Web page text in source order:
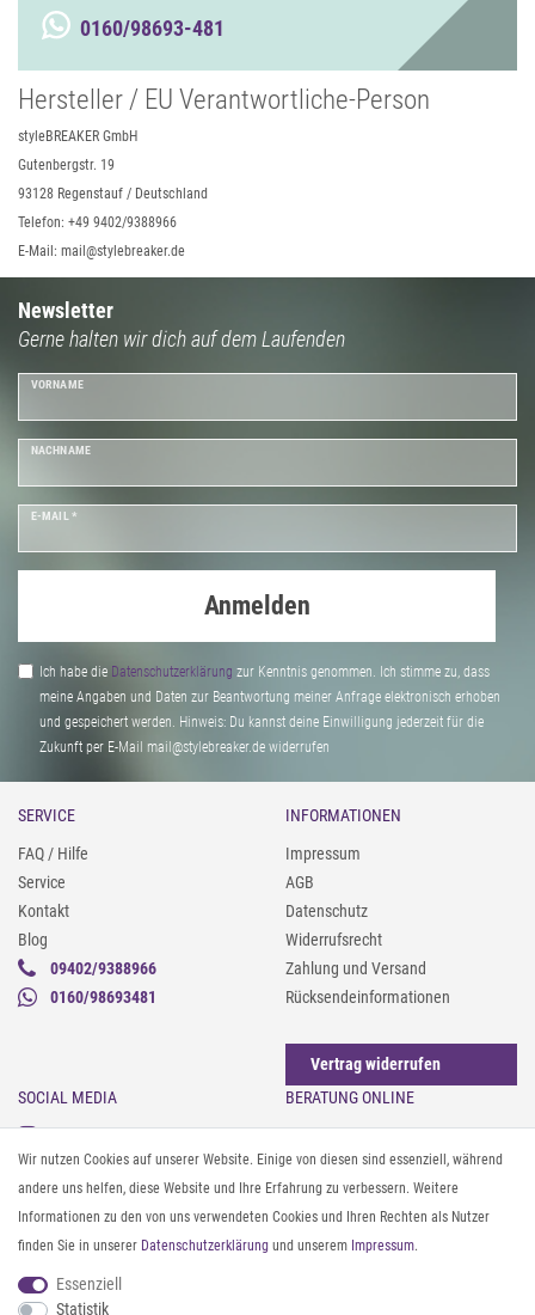
0160/98693-481
Hersteller / EU Verantwortliche-Person
styleBREAKER GmbH
Gutenbergstr. 19
93128 Regenstauf / Deutschland
Telefon: +49 9402/9388966
E-Mail: mail@stylebreaker.de
Newsletter
Gerne halten wir dich auf dem Laufenden
VORNAME
NACHNAME
E-MAIL *
Anmelden
Ich habe die Daten­schutz­erklärung zur Kenntnis genommen. Ich stimme zu, dass
meine Angaben und Daten zur Beantwortung meiner Anfrage elektronisch erhoben
und gespeichert werden. Hinweis: Du kannst deine Einwilligung jederzeit für die
Zukunft per E-Mail mail@stylebreaker.de widerrufen
SERVICE
FAQ / Hilfe
Service
Kontakt
Blog
09402/9388966
0160/98693481
INFORMATIONEN
Impressum
AGB
Datenschutz
Widerrufsrecht
Zahlung und Versand
Rücksendeinformationen
Vertrag widerrufen
SOCIAL MEDIA
Instagram
Facebook
Pinterest
Twitter
Youtube
Threads
BERATUNG ONLINE
Gürtel messen & kürzen
Sonnenbrillen & UV-Schutz
Textilpflege
Textil- und Material-Guide
Geldbörse richtig organisieren
Wir nutzen Cookies auf unserer Website. Einige von diesen sind essenziell, während
andere uns helfen, diese Website und Ihre Erfahrung zu verbessern. Weitere
Informationen zu den von uns verwendeten Cookies und Ihren Rechten als Nutzer
finden Sie in unserer Daten­schutz­erklärung und unserem Impressum.
Essenziell
Statistik